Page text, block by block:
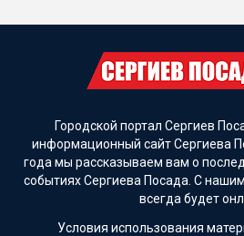
Городской портал Сергиев
информационный сайт Сергиева
года мы рассказываем вам о
событиях Сергиева Посада. С
всегда будет
Условия использования